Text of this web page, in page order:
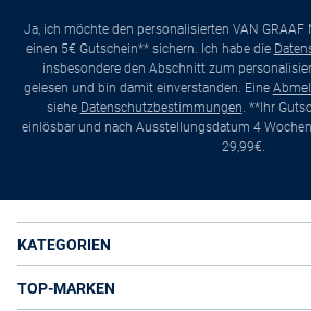
Ja, ich möchte den personalisierten VAN GRAAF
einen 5€ Gutschein** sichern. Ich habe die
insbesondere den Abschnitt zum
gelesen und bin damit einverstanden. Eine
siehe Datenschutzbestimmungen. **Ihr
einlösbar und nach Ausstellungsdatum 4
29,99€.
KATEGORIEN
TOP-MARKEN